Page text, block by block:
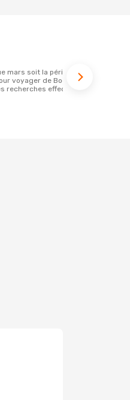
voyager de Bogota à
recherches effectuées